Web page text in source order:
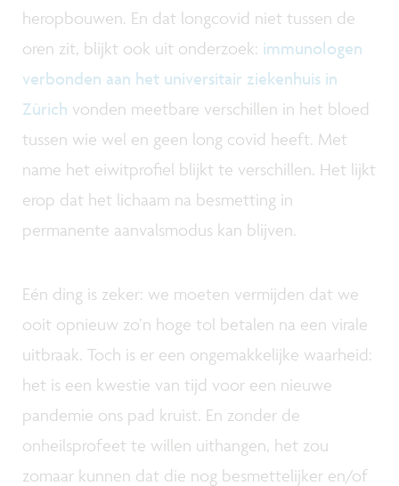
heropbouwen. En dat longcovid niet tussen de
oren zit, blijkt ook uit onderzoek: immunologen
verbonden aan het universitair ziekenhuis in
Zürich vonden meetbare verschillen in het bloed
tussen wie wel en geen long covid heeft. Met
name het eiwitprofiel blijkt te verschillen. Het lijkt
erop dat het lichaam na besmetting in
permanente aanvalsmodus kan blijven.
Eén ding is zeker: we moeten vermijden dat we
ooit opnieuw zo’n hoge tol betalen na een virale
uitbraak. Toch is er een ongemakkelijke waarheid:
het is een kwestie van tijd voor een nieuwe
pandemie ons pad kruist. En zonder de
onheilsprofeet te willen uithangen, het zou
zomaar kunnen dat die nog besmettelijker en/of